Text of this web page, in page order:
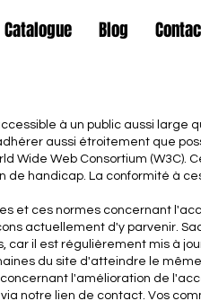
Catalogue Blog
à un public aussi large
aussi étroitement que
Wide Web Consortium
de handicap. La conformité à
et ces normes concernant
actuellement d'y parvenir.
il est régulièrement mis à
du site d'atteindre le
l'amélioration de
notre lien de contact. Vos